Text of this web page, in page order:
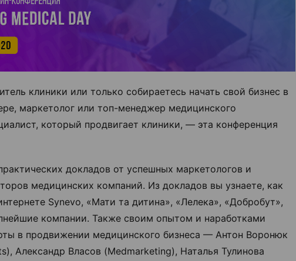
клиники или только собираетесь начать свой бизнес в
маркетолог или топ-менеджер медицинского
который продвигает клиники, — эта конференция
докладов от успешных маркетологов и
медицинских компаний. Из докладов вы узнаете, как
Synevo, «Мати та дитина», «Лелека», «Добробут»,
компании. Также своим опытом и наработками
в продвижении медицинского бизнеса — Антон Воронюк
Александр Власов (Medmarketing), Наталья Тулинова